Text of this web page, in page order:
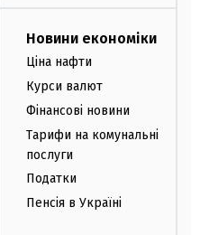
Новини економіки
Ціна нафти
Курси валют
Фінансові новини
Тарифи на комунальні
послуги
Податки
Пенсія в Україні